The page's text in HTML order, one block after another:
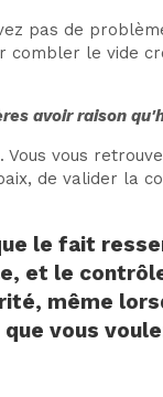
pas de
combler le vide
avoir raison
Vous vous
de valider la
le fait
et le
même
vous